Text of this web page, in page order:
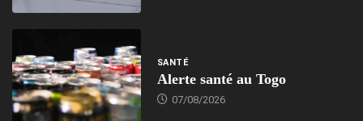
SANTÉ
Alerte santé au Togo
07/08/2026